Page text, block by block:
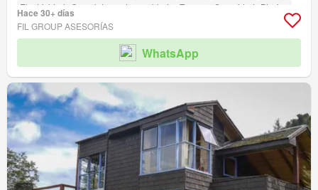
Electricidad
Completamente amoblado Terraza Seguridad Piscina
Jardín Parilla
Hace 30+ días
FIL GROUP ASESORÍAS
WhatsApp